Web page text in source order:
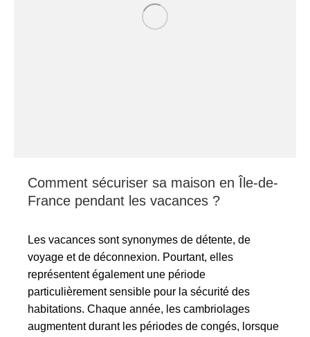
Comment sécuriser sa maison en Île-de-
France pendant les vacances ?
Les vacances sont synonymes de détente, de
voyage et de déconnexion. Pourtant, elles
représentent également une période
particulièrement sensible pour la sécurité des
habitations. Chaque année, les cambriolages
augmentent durant les périodes de congés, lorsque